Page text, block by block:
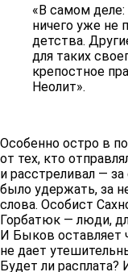
«В самом
ничего уже не
детства.
для таких
крепостное
Неолит».
Особенно остро в
от тех, кто
и расстреливал —
было удержать, за
слова. Особист
Горбатюк — люди,
И Быков оставляет
не дает
Будет ли